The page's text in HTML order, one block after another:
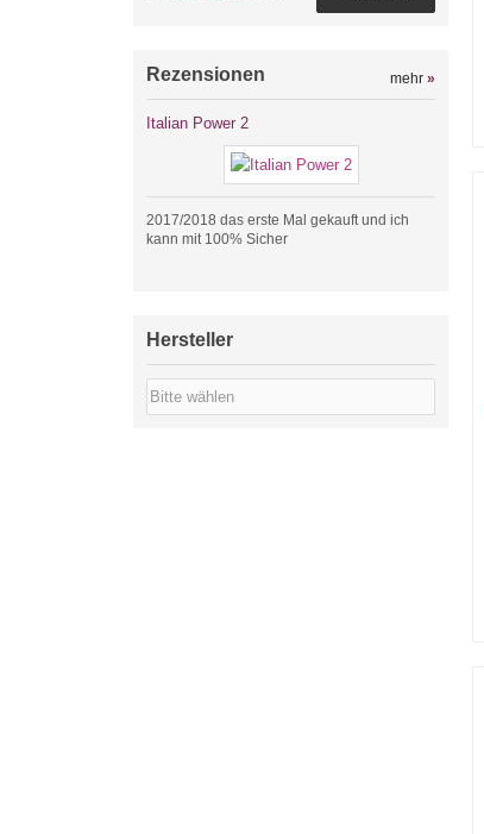
Rezensionen mehr »
Italian Power 2
2017/2018 das erste Mal gekauft und ich
kann mit 100% Sicher
Hersteller